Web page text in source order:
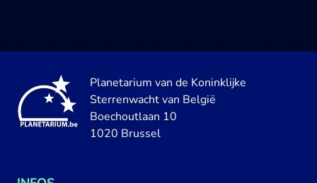
Planetarium van de Koninklijke
Sterrenwacht van België
Boechoutlaan 10
1020 Brussel